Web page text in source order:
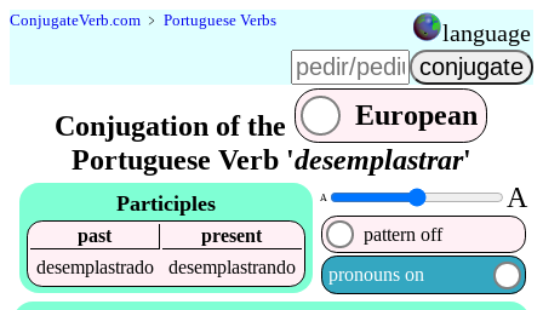
ConjugateVerb.com ﹥ Portuguese Verbs language
Conjugation of the
European
Portuguese Verb 'desemplastrar'
Participles
past
present
desemplastrado
desemplastrando
A A
pattern off
pronouns on